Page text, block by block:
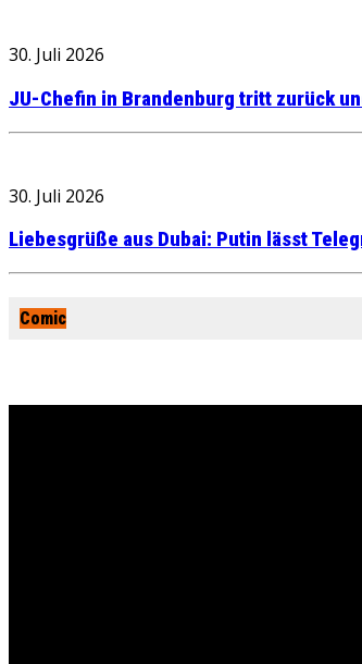
30. Juli 2026
JU-Chefin in Brandenburg tritt zurück
30. Juli 2026
Liebesgrüße aus Dubai: Putin lässt
Comic